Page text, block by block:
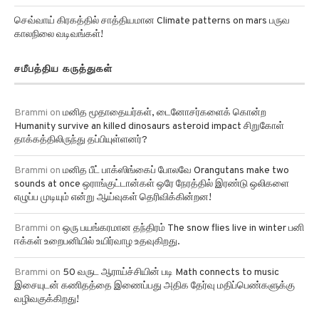
செவ்வாய் கிரகத்தில் சாத்தியமான Climate patterns on mars பருவ
காலநிலை வடிவங்கள்!
Humanity survive an killed dinosaurs asteroid impact சிறுகோள்
தாக்கத்திலிருந்து தப்பியுள்ளனர்?
Brammionமனித பீட் பாக்ஸிங்கைப் போலவே Orangutans make two
sounds at once ஒராங்குட்டான்கள் ஒரே நேரத்தில் இரண்டு ஒலிகளை
எழுப்ப முடியும் என்று ஆய்வுகள் தெரிவிக்கின்றன!
Brammionஒரு பயங்கரமான தந்திரம் The snow flies live in winter பனி
ஈக்கள் உறைபனியில் உயிர்வாழ உதவுகிறது.
Brammion50 வருட ஆராய்ச்சியின் படி Math connects to music
இசையுடன் கணிதத்தை இணைப்பது அதிக தேர்வு மதிப்பெண்களுக்கு
வழிவகுக்கிறது!